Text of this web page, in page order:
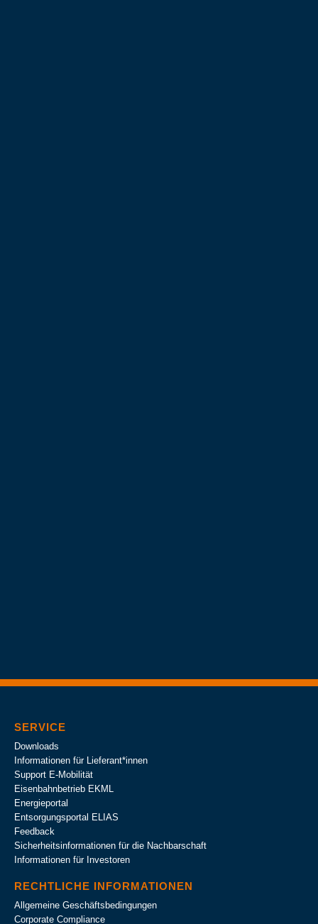
SERVICE
Downloads
Informationen für Lieferant*innen
Support E-Mobilität
Eisenbahnbetrieb EKML
Energieportal
Entsorgungsportal ELIAS
Feedback
Sicherheitsinformationen für die Nachbarschaft
Informationen für Investoren
RECHTLICHE INFORMATIONEN
Allgemeine Geschäftsbedingungen
Corporate Compliance